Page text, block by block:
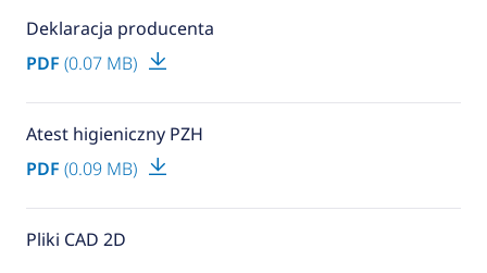
Deklaracja producenta
PDF (0.07 MB)
Atest higieniczny PZH
PDF (0.09 MB)
Pliki CAD 2D